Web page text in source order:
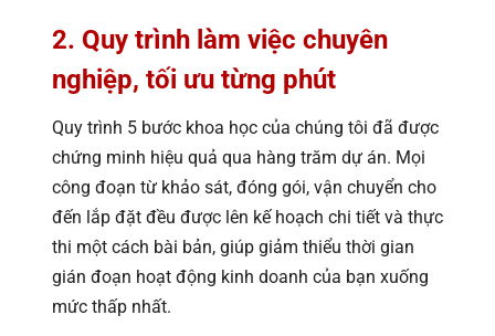
2. Quy trình làm việc chuyên
nghiệp, tối ưu từng phút
Quy trình 5 bước khoa học của chúng tôi đã được
chứng minh hiệu quả qua hàng trăm dự án. Mọi
công đoạn từ khảo sát, đóng gói, vận chuyển cho
đến lắp đặt đều được lên kế hoạch chi tiết và thực
thi một cách bài bản, giúp giảm thiểu thời gian
gián đoạn hoạt động kinh doanh của bạn xuống
mức thấp nhất.